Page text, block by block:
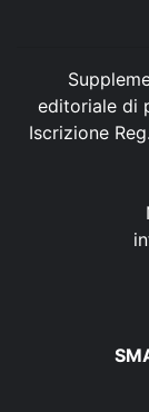
editoriale di
Iscrizione